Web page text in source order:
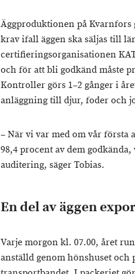
Äggproduktionen på
krav ifall äggen ska säljas till
certifieringsorganisationen
och för att bli godkänd måste
Kontroller görs 1–2 gånger i
anläggning till djur, foder och
– När vi var med om vår första
98,4 procent av dem
auditering, säger Tobias.
En del av äggen
Varje morgon kl. 07.00, året
anställd genom hönshuset